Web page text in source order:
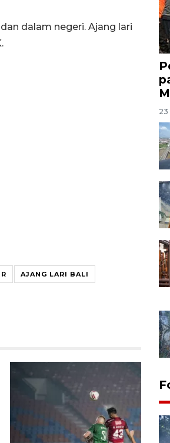
dalam negeri. Ajang lari
AJANG LARI BALI
23